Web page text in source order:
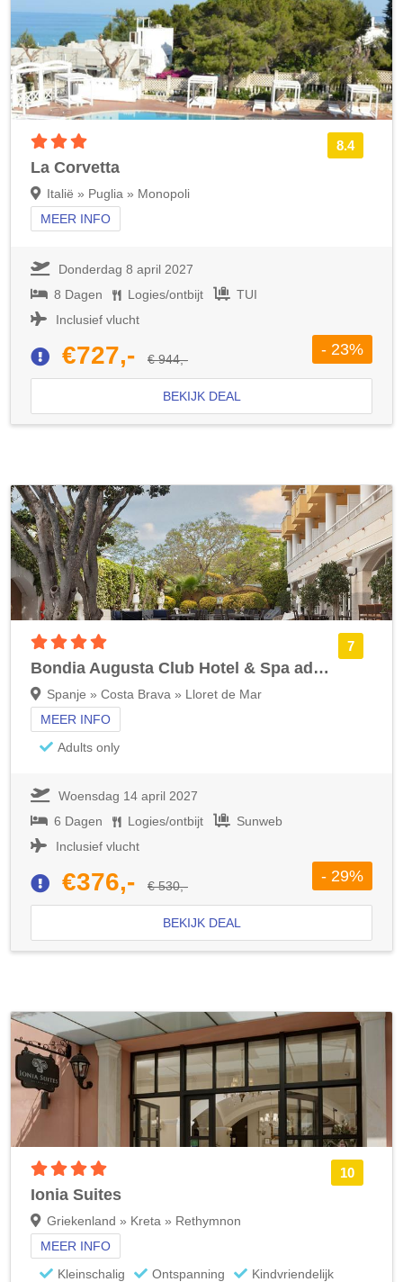
8.4
La Corvetta
Italië » Puglia » Monopoli
MEER INFO
Donderdag 8 april 2027
8 Dagen
Logies/ontbijt
TUI
Inclusief vlucht
€727,- € 944,-
- 23%
BEKIJK DEAL
7
Bondia Augusta Club Hotel & Spa adulty only
Spanje » Costa Brava » Lloret de Mar
MEER INFO
Adults only
Woensdag 14 april 2027
6 Dagen
Logies/ontbijt
Sunweb
Inclusief vlucht
€376,- € 530,-
- 29%
BEKIJK DEAL
10
Ionia Suites
Griekenland » Kreta » Rethymnon
MEER INFO
Kleinschalig
Ontspanning Kindvriendelijk